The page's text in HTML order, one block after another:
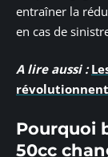
entraîner la
en cas de
A lire aussi :
Pourquoi
50cc